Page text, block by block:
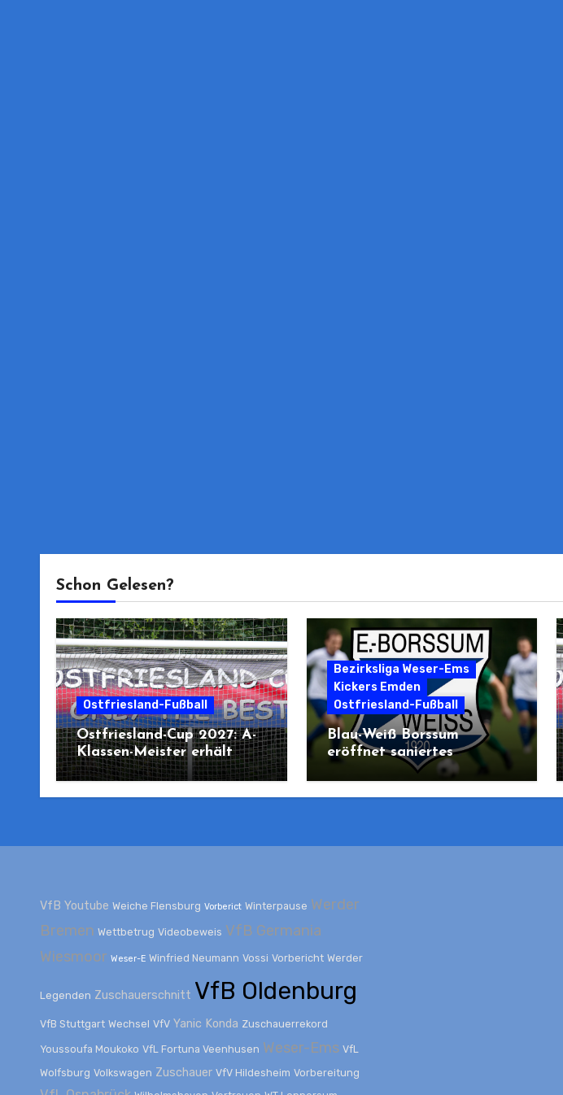
Schon Gelesen?
Ostfriesland-Fußball
Ostfriesland-Cup 2027: A-
Klassen-Meister erhält
erstmals Chance auf
Teilnahme
Bezirksliga Weser-Ems
Kickers Emden
Ostfriesland-Fußball
Blau-Weiß Borssum
eröffnet saniertes
Emsstadion: Kickers
Emden kommt zum Pre-
VfB Youtube Weiche Flensburg Vorberict Winterpause Werder
Bremen Wettbetrug Videobeweis VfB Germania
Wiesmoor Weser-E Winfried Neumann Vossi Vorbericht Werder
Legenden Zuschauerschnitt VfB Oldenburg
VfB Stuttgart Wechsel VfV Yanic Konda Zuschauerrekord
Youssoufa Moukoko VfL Fortuna Veenhusen Weser-Ems VfL
Wolfsburg Volkswagen Zuschauer VfV Hildesheim Vorbereitung